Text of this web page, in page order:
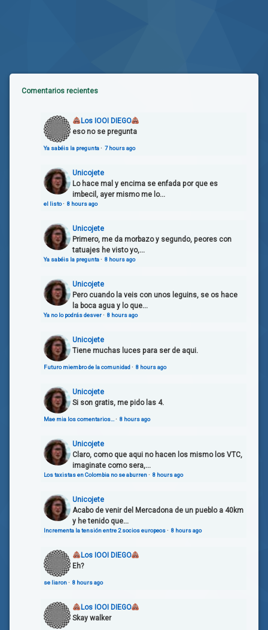
Comentarios recientes
Los IOOI DIEGO
eso no se pregunta
Ya sabéis la pregunta· 7 hours ago
Unicojete
Lo hace mal y encima se enfada por que es
imbecil, ayer mismo me lo...
el listo· 8 hours ago
Unicojete
Primero, me da morbazo y segundo, peores con
tatuajes he visto yo,...
Ya sabéis la pregunta· 8 hours ago
Unicojete
Pero cuando la veis con unos leguins, se os hace
la boca agua y lo que...
Ya no lo podrás desver· 8 hours ago
Unicojete
Tiene muchas luces para ser de aqui.
Futuro miembro de la comunidad· 8 hours ago
Unicojete
Si son gratis, me pido las 4.
Mae mia los comentarios… · 8 hours ago
Unicojete
Claro, como que aqui no hacen los mismo los VTC,
imaginate como sera,...
Los taxistas en Colombia no se aburren· 8 hours ago
Unicojete
Acabo de venir del Mercadona de un pueblo a 40km
y he tenido que...
Incrementa la tensión entre 2 socios europeos· 8 hours ago
Los IOOI DIEGO
Eh?
se liaron· 8 hours ago
Los IOOI DIEGO
Skay walker